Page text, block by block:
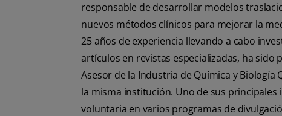
responsable de desarrollar modelos
nuevos métodos clínicos para mejorar la
25 años de experiencia llevando a cabo
artículos en revistas especializadas, ha sido
Asesor de la Industria de Química y Biología
la misma institución. Uno de sus
voluntaria en varios programas de